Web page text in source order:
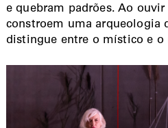
e quebram padrões. Ao ouvir
constroem uma arqueologia
distingue entre o místico e o